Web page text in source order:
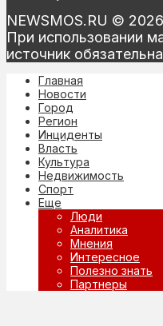
NEWSMOS.RU ©
При использовании
источник
Главная
Новости
Город
Регион
Инциденты
Власть
Культура
Недвижимость
Спорт
Еще
Люди
Аналитика
Мнения
Интересное
Полезно знать
Партнеры